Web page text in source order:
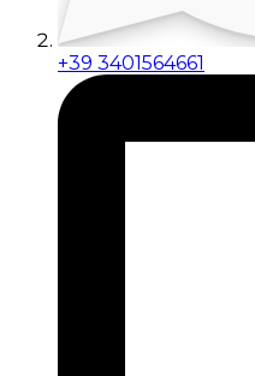
+39 3401564661